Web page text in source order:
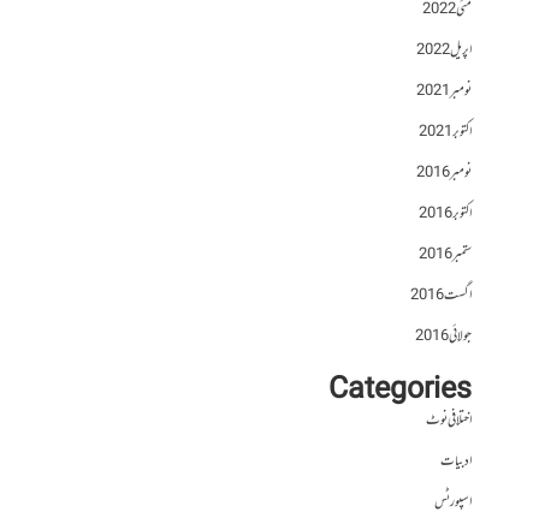
مئی 2022
اپریل 2022
نومبر 2021
اکتوبر 2021
نومبر 2016
اکتوبر 2016
ستمبر 2016
اگست 2016
جولائی 2016
Categories
اختلافی نوٹ
ادبیات
اسپورٹس